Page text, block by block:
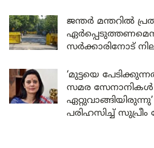
ജന്തർ മന്തറിൽ
സർക്കാരിനോട്
‘മുട്ടയെ
സമര
പരിഹസിച്ച്